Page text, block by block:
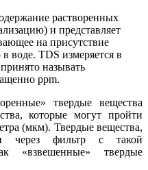
растворенных
и представляет
на присутствие
воде. TDS измеряется в
называть
ppm.
твердые вещества
которые могут пройти
(мкм). Твердые вещества,
через фильтр с такой
«взвешенные» твердые